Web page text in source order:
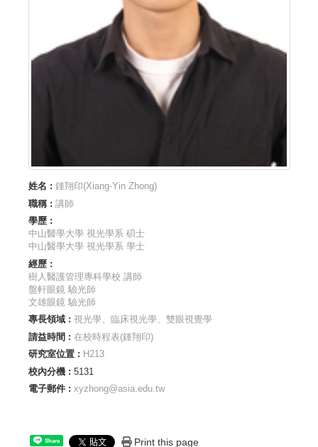
姓名 : 鍾翔印(Xiang-Yin Zhong)
職稱 : 講師
學歷 :
中山醫學大學 視光學系 碩士
中山醫學大學 視光學系 學士
經歷 :
樹人醫護管理專科學校 講師
盤軒眼鏡 驗光師
文雄眼鏡 驗光師
專長領域 : 視光學、臨床視光學、雙眼視覺學
請益時間 : 在校時程表(鍾翔印)
研究室位置 : H213
校內分機 : 5131
電子郵件 : xyzhong@asia.edu.tw
Share Print this page